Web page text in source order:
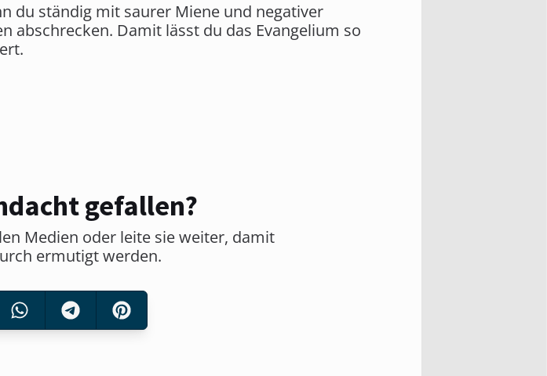
du ständig mit saurer Miene und negativer
abschrecken. Damit lässt du das Evangelium so
gefallen?
Medien oder leite sie weiter, damit
ermutigt werden.